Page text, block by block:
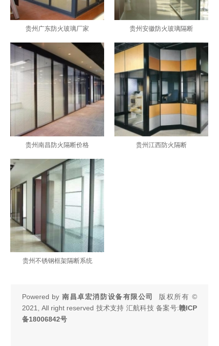
贵州广东防火玻璃厂家 贵州安徽防火玻璃隔断
贵州南昌防火隔断价格 贵州江西防火隔断
贵州不锈钢框架隔断系统
Powered by 南昌卓宏消防设备有限公司
版权所有 ©
2021, All right reserved 技术支持 汇航科技 备案号:赣ICP
备18006842号